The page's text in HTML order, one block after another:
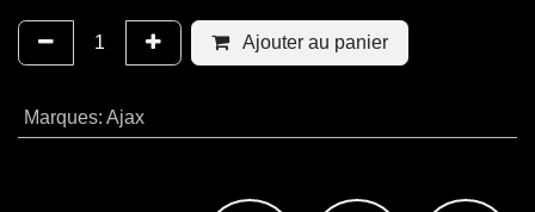
Ajouter au panier
Marques: Ajax